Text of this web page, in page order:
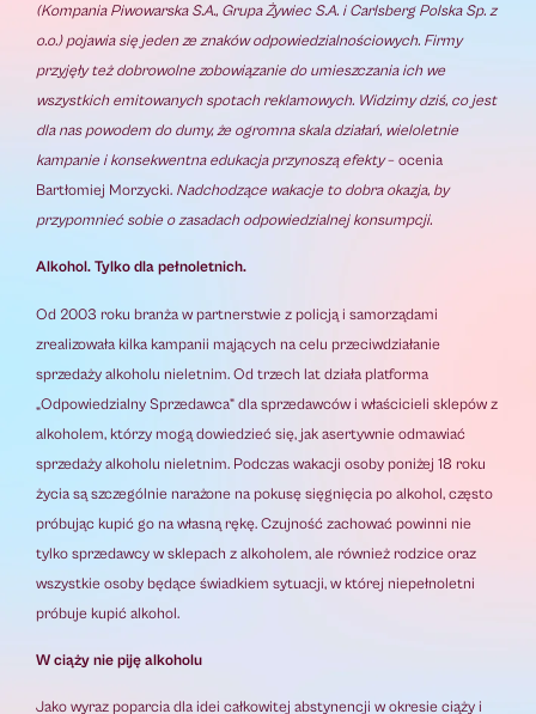
(Kompania Piwowarska S.A., Grupa Żywiec S.A. i Carlsberg Polska Sp. z
o.o.) pojawia się jeden ze znaków odpowiedzialnościowych. Firmy
przyjęły też dobrowolne zobowiązanie do umieszczania ich we
wszystkich emitowanych spotach reklamowych. Widzimy dziś, co jest
dla nas powodem do dumy, że ogromna skala działań, wieloletnie
kampanie i konsekwentna edukacja przynoszą efekty– ocenia
Bartłomiej Morzycki. Nadchodzące wakacje to dobra okazja, by
przypomnieć sobie o zasadach odpowiedzialnej konsumpcji.
Alkohol. Tylko dla pełnoletnich.
Od 2003 roku branża w partnerstwie z policją i samorządami
zrealizowała kilka kampanii mających na celu przeciwdziałanie
sprzedaży alkoholu nieletnim. Od trzech lat działa platforma
„Odpowiedzialny Sprzedawca” dla sprzedawców i właścicieli sklepów z
alkoholem, którzy mogą dowiedzieć się, jak asertywnie odmawiać
sprzedaży alkoholu nieletnim. Podczas wakacji osoby poniżej 18 roku
życia są szczególnie narażone na pokusę sięgnięcia po alkohol, często
próbując kupić go na własną rękę. Czujność zachować powinni nie
tylko sprzedawcy w sklepach z alkoholem, ale również rodzice oraz
wszystkie osoby będące świadkiem sytuacji, w której niepełnoletni
próbuje kupić alkohol.
W ciąży nie piję alkoholu
Jako wyraz poparcia dla idei całkowitej abstynencji w okresie ciąży i